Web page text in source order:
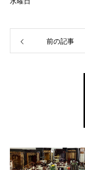
前の記事